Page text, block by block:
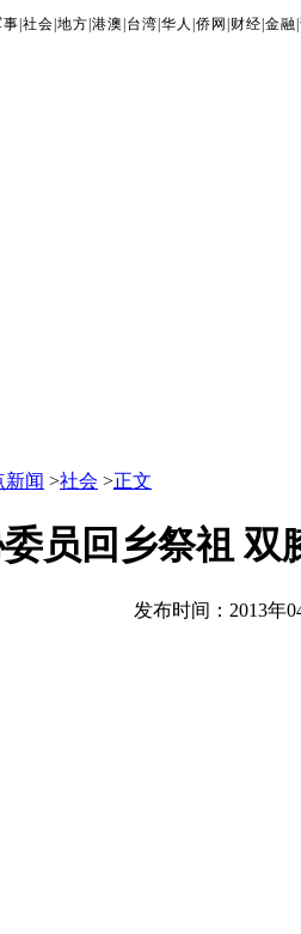
事 |社会 |地方 |港澳 台湾 |华人 |侨网 财经 |金融 |
新闻 >社会 >正文
员回乡祭祖 双
发布时间：2013年